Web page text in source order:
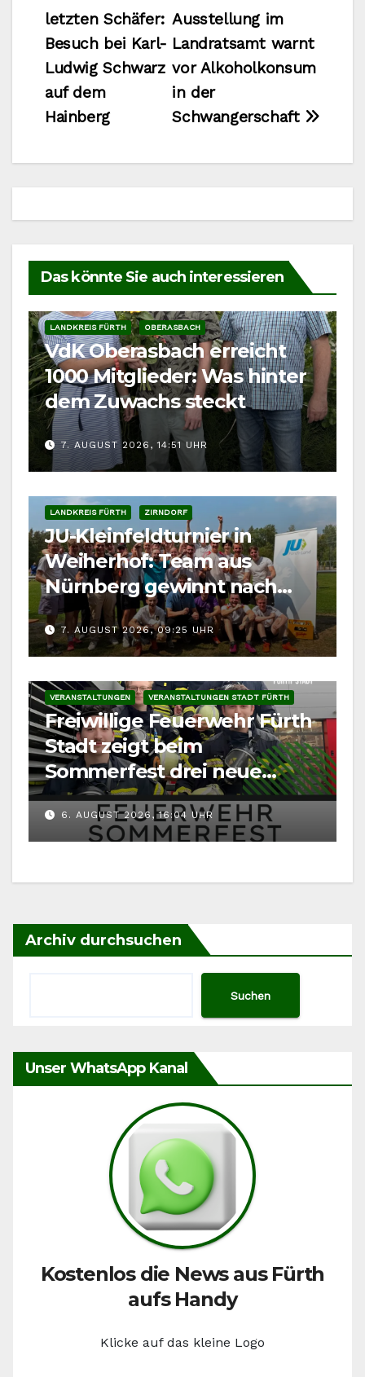
Ausstellung im
Landratsamt warnt
vor Alkoholkonsum
in der
Schwangerschaft
letzten Schäfer:
Besuch bei Karl-
Ludwig Schwarz
auf dem
Hainberg
Das könnte Sie auch interessieren
LANDKREIS FÜRTH OBERASBACH
VdK Oberasbach erreicht
1000 Mitglieder: Was hinter
dem Zuwachs steckt
7. AUGUST 2026, 14:51 UHR
LANDKREIS FÜRTH ZIRNDORF
JU-Kleinfeldturnier in
Weiherhof: Team aus
Nürnberg gewinnt nach
Elfmeterschießen
7. AUGUST 2026, 09:25 UHR
VERANSTALTUNGEN VERANSTALTUNGEN STADT FÜRTH
Freiwillige Feuerwehr Fürth
Stadt zeigt beim
Sommerfest drei neue
Fahrzeuge
6. AUGUST 2026, 16:04 UHR
Archiv durchsuchen
Suchen
Unser WhatsApp Kanal
Kostenlos die News aus Fürth
aufs Handy
Klicke auf das kleine Logo